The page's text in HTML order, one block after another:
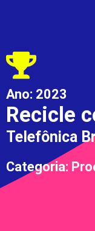
Ano: 2023
Recicle
Telefônica
Categoria: